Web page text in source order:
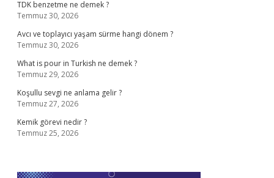
TDK benzetme ne demek ?
Temmuz 30, 2026
Avcı ve toplayıcı yaşam sürme hangi dönem ?
Temmuz 30, 2026
What is pour in Turkish ne demek ?
Temmuz 29, 2026
Koşullu sevgi ne anlama gelir ?
Temmuz 27, 2026
Kemik görevi nedir ?
Temmuz 25, 2026